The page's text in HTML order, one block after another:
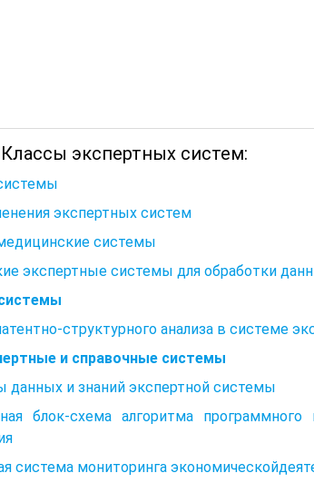
экспертных систем:
экспертных систем
системы
экспертные системы для обработки
структурного анализа в системе
и справочные системы
данных и знаний экспертной системы
блок-схема алгоритма
система мониторинга